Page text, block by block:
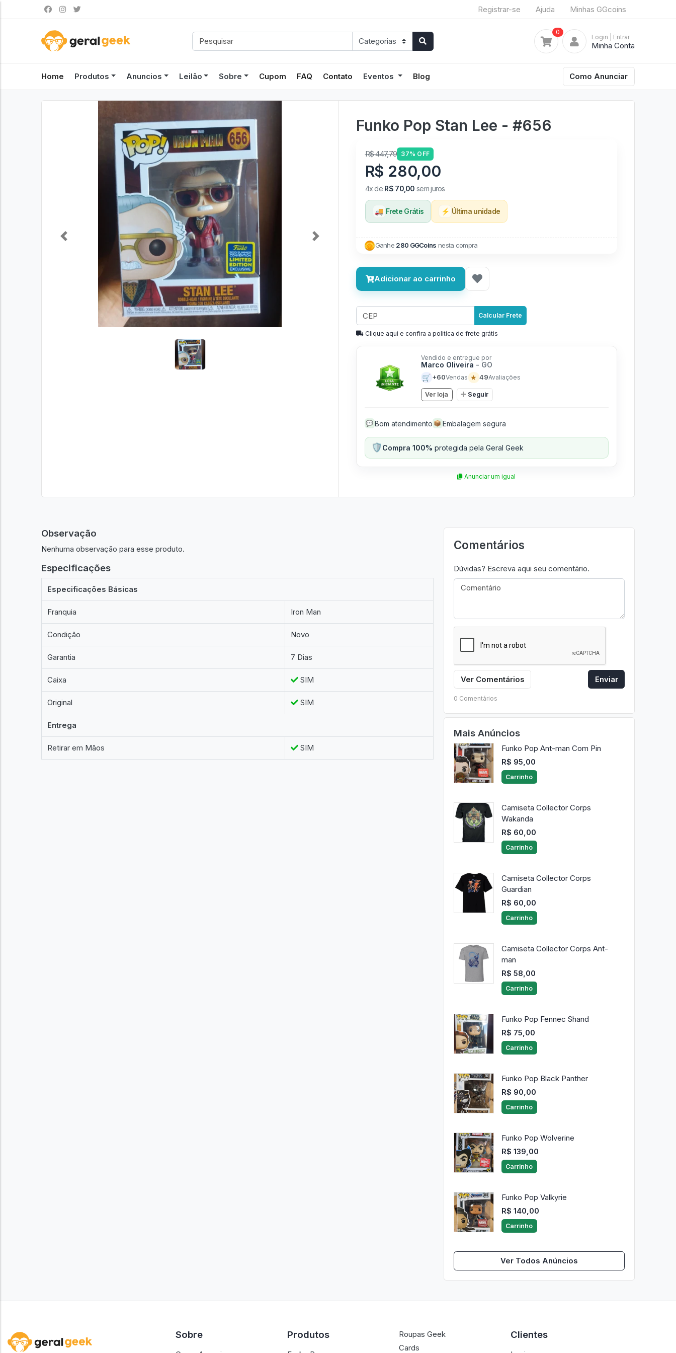
Registrar-se Ajuda Minhas GGcoins
0
Login | Entrar
Minha Conta
Home Produtos Anuncios Leilão Sobre Cupom FAQ Contato Eventos Blog Como Anunciar
Previous Next
Funko Pop Stan Lee - #656
R$ 447,79 37% OFF
R$ 280,00
4x de R$ 70,00 sem juros
🚚 Frete Grátis ⚡ Última unidade
Ganhe 280 GGCoins nesta compra
Adicionar ao carrinho
Calcular Frete
Clique aqui e confira a politíca de frete grátis
Vendido e entregue por
Marco Oliveira - GO
🛒 +60Vendas ★ 49Avaliações
Ver loja Seguir
💬 Bom atendimento 📦 Embalagem segura
🛡️Compra 100% protegida pela Geral Geek
Anunciar um igual
Observação
Nenhuma observação para esse produto.
Especificações
Especificações Básicas
Franquia Iron Man
Condição Novo
Garantia 7 Dias
Caixa SIM
Original SIM
Entrega
Retirar em Mãos SIM
Comentários
Dúvidas? Escreva aqui seu comentário.
Ver Comentários Enviar
0 Comentários
Mais Anúncios
Funko Pop Ant-man Com Pin
R$ 95,00
Carrinho
Camiseta Collector Corps
Wakanda
R$ 60,00
Carrinho
Camiseta Collector Corps
Guardian
R$ 60,00
Carrinho
Camiseta Collector Corps Ant-
man
R$ 58,00
Carrinho
Funko Pop Fennec Shand
R$ 75,00
Carrinho
Funko Pop Black Panther
R$ 90,00
Carrinho
Funko Pop Wolverine
R$ 139,00
Carrinho
Funko Pop Valkyrie
R$ 140,00
Carrinho
Ver Todos Anúncios
Sobre Produtos
Roupas Geek
Cards
Clientes